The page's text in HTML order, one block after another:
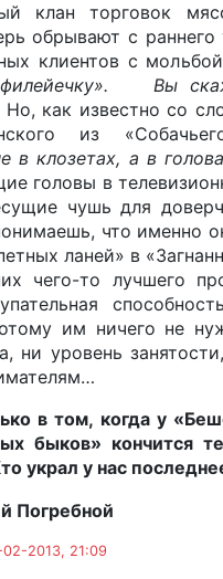
клан торговок
обрывают с
клиентов с
Вы
Но, как известно со
из
в клозетах, а в
головы в
чушь для
что именно
ланей» в
чего-то лучшего
им ничего не
ни уровень
в том, когда у
быков» кончится
украл у нас
Погребной
02-2013, 21:09